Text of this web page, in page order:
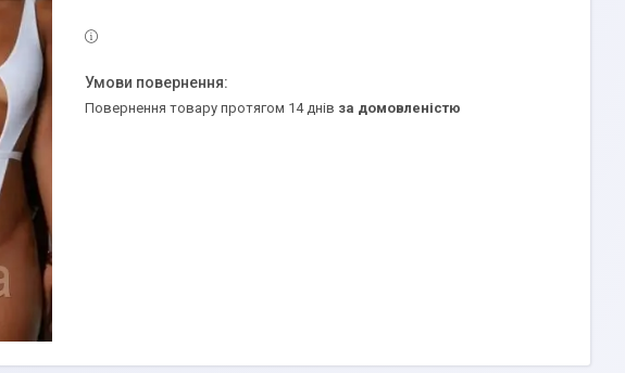
повернення товару протягом 14 днів за домовленістю